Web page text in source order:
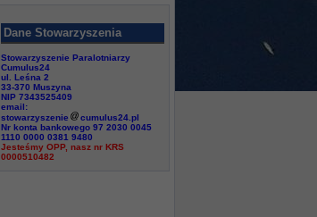
Dane Stowarzyszenia
Stowarzyszenie Paralotniarzy
Cumulus24
ul. Leśna 2
33-370 Muszyna
NIP 7343525409
email:
stowarzyszenie
cumulus24.pl
Nr konta bankowego 97 2030 0045
1110 0000 0381 9480
Jesteśmy OPP, nasz nr KRS
0000510482